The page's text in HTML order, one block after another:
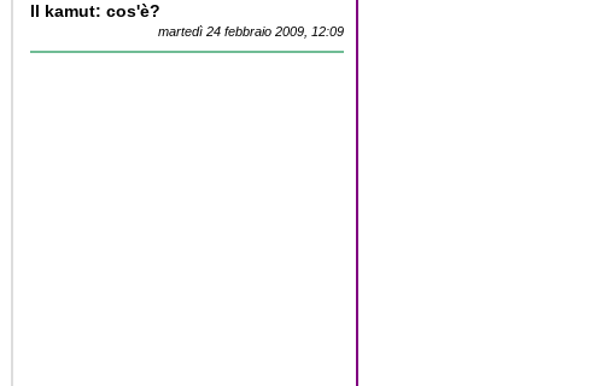
Il kamut: cos'è?
martedì 24 febbraio 2009, 12:09